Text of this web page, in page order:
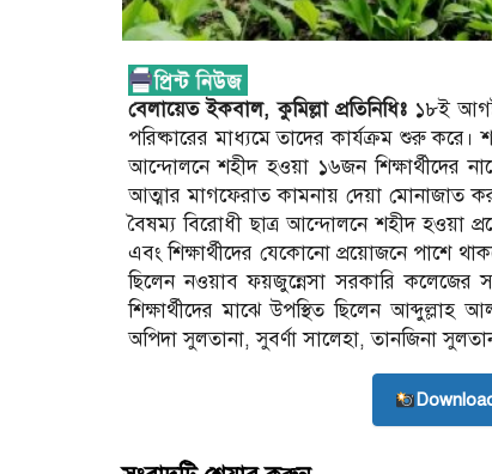
বেলায়েত ইকবাল, কুমিল্লা প্রতিনিধিঃ১৮ই
পরিষ্কারের মাধ্যমে তাদের কার্যক্রম শুরু করে।
আন্দোলনে শহীদ হওয়া ১৬জন শিক্ষার্থীদের
আত্মার মাগফেরাত কামনায় দেয়া মোনাজাত
বৈষম্য বিরোধী ছাত্র আন্দোলনে শহীদ হওয়া
এবং শিক্ষার্থীদের যেকোনো প্রয়োজনে পাশে
ছিলেন নওয়াব ফয়জুন্নেসা সরকারি
শিক্ষার্থীদের মাঝে উপস্থিত ছিলেন
অপিদা সুলতানা, সুবর্ণা সালেহা, তানজিনা